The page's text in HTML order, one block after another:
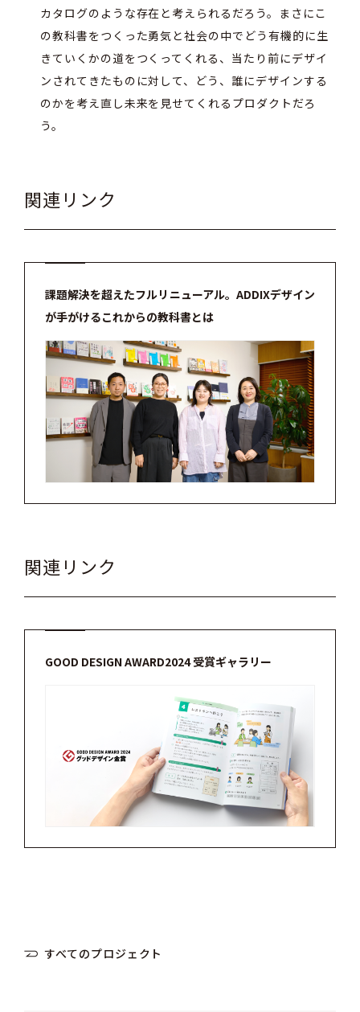
カタログのような存在と考えられるだろう。まさにこ
の教科書をつくった勇気と社会の中でどう有機的に生
きていくかの道をつくってくれる、当たり前にデザイ
ンされてきたものに対して、どう、誰にデザインする
のかを考え直し未来を見せてくれるプロダクトだろ
う。
関連リンク
課題解決を超えたフルリニューアル。ADDIXデザイン
が手がけるこれからの教科書とは
関連リンク
GOOD DESIGN AWARD2024 受賞ギャラリー
すべてのプロジェクト